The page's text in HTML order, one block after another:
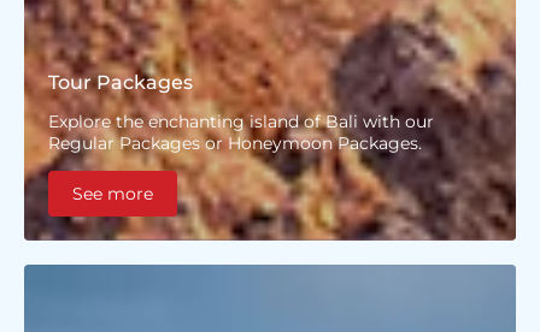
Tour Packages
Explore the enchanting island of Bali with our
Regular Packages or Honeymoon Packages.
See more